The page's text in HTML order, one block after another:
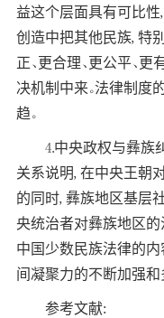
益这个层面具有可比
创造中把其他民族, 特
正、更合理、更公平、
决机制中来。法律制度
趋。
4.中央政权与彝族
关系说明, 在中央王朝
的同时, 彝族地区基层
央统治者对彝族地区
中国少数民族法律的
间凝聚力的不断加强和
参考文献: